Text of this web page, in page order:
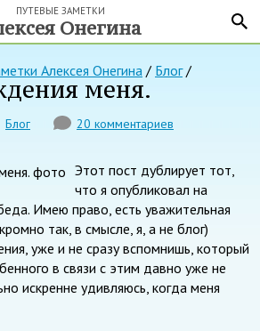
ПУТЕВЫЕ ЗАМЕТКИ
Онегина
Алексея Онегина / Блог/
меня.
Блог 20 комментариев
Этот пост дублирует тот,
что я опубликовал на
Имею право, есть уважительная
так, в смысле, я, а не блог)
уже и не сразу вспомнишь, который
в связи с этим давно уже не
искренне удивляюсь, когда меня